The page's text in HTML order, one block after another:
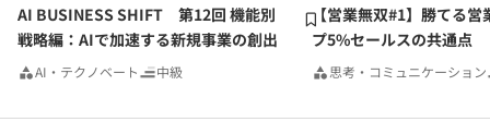
AI BUSINESS SHIFT 第12回 機能別
戦略編：AIで加速する新規事業の創出
AI・テクノベート 中級
【営業無双#1】勝てる営
プ5%セールスの共通点
思考・コミュニケーション